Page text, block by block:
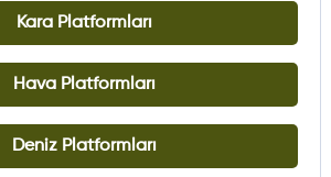
Kara Platformları
Hava Platformları
Deniz Platformları